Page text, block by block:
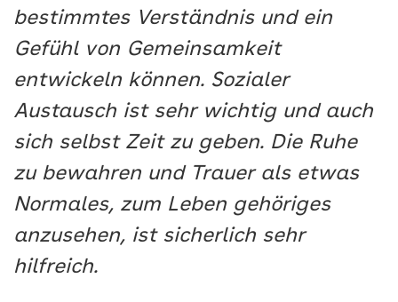
bestimmtes Verständnis und ein
Gefühl von Gemeinsamkeit
entwickeln können. Sozialer
Austausch ist sehr wichtig und auch
sich selbst Zeit zu geben. Die Ruhe
zu bewahren und Trauer als etwas
Normales, zum Leben gehöriges
anzusehen, ist sicherlich sehr
hilfreich.